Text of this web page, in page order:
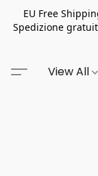
EU Free
Spedizione
View All